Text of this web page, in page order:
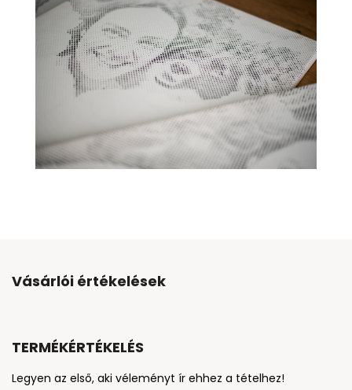
Vásárlói értékelések
TERMÉKÉRTÉKELÉS
Legyen az első, aki véleményt ír ehhez a tételhez!